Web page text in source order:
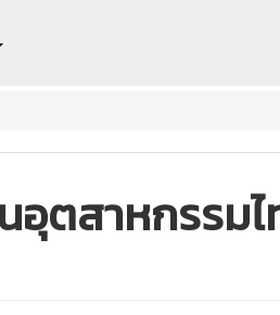
อุตสาหกรรม